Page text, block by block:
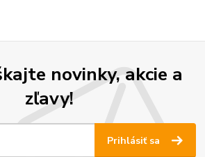
novinky, akcie a
zľavy!
Prihlásiť sa